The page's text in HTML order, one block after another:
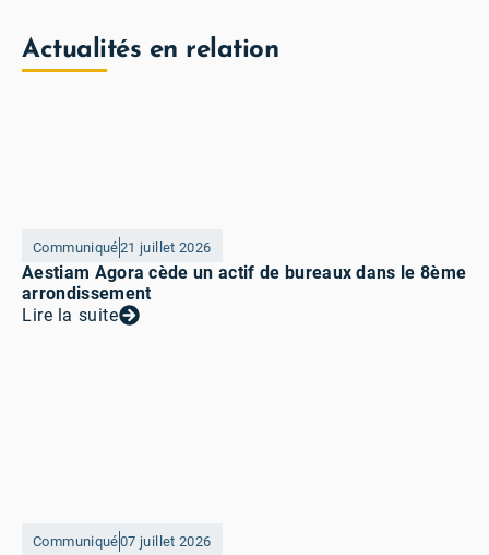
Actualités en relation
Communiqué21 juillet 2026
Aestiam Agora cède un actif de bureaux dans le 8ème
arrondissement
Lire la suite
Communiqué07 juillet 2026